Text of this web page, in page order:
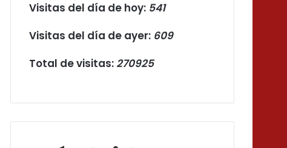
Visitas del día de hoy: 541
Visitas del día de ayer: 609
Total de visitas: 270925